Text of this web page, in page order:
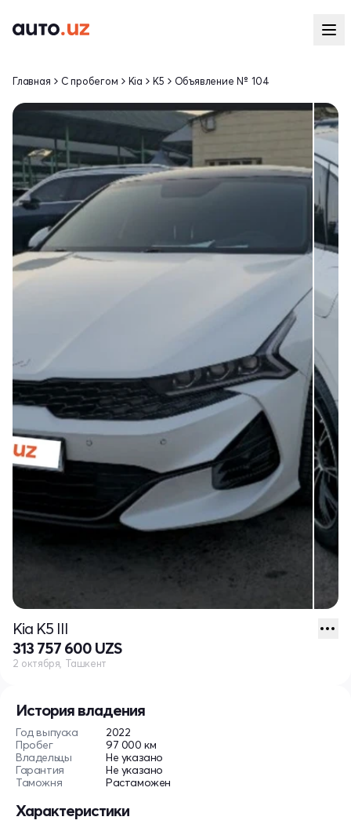
История владения
Год выпуска
2022
Пробег
97 000 км
Владельцы
Не указано
Гарантия
Не указано
Таможня
Растаможен
Характеристики
Главная С пробегом Kia K5 Объявление № 104
Kia K5 III
313 757 600 UZS
2 октября, Ташкент